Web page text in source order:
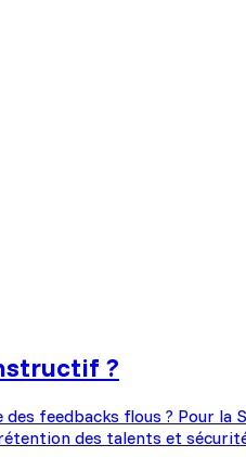
?
feedbacks flous ? Pour
des talents et